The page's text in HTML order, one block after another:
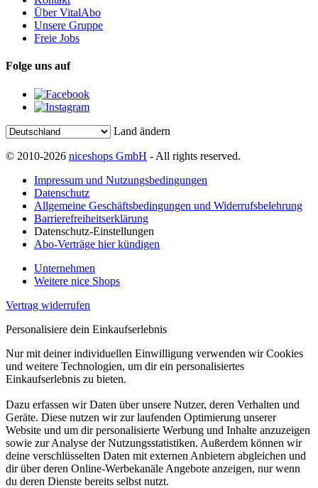
Über VitalAbo
Unsere Gruppe
Freie Jobs
Folge uns auf
Land ändern
© 2010-2026 niceshops GmbH - All rights reserved.
Impressum und Nutzungsbedingungen
Datenschutz
Allgemeine Geschäftsbedingungen und Widerrufsbelehrung
Barrierefreiheitserklärung
Datenschutz-Einstellungen
Abo-Verträge hier kündigen
Unternehmen
Weitere nice Shops
Vertrag widerrufen
Personalisiere dein Einkaufserlebnis
Nur mit deiner individuellen Einwilligung verwenden wir Cookies
und weitere Technologien, um dir ein personalisiertes
Einkaufserlebnis zu bieten.
Dazu erfassen wir Daten über unsere Nutzer, deren Verhalten und
Geräte. Diese nutzen wir zur laufenden Optimierung unserer
Website und um dir personalisierte Werbung und Inhalte anzuzeigen
sowie zur Analyse der Nutzungsstatistiken. Außerdem können wir
deine verschlüsselten Daten mit externen Anbietern abgleichen und
dir über deren Online-Werbekanäle Angebote anzeigen, nur wenn
du deren Dienste bereits selbst nutzt.